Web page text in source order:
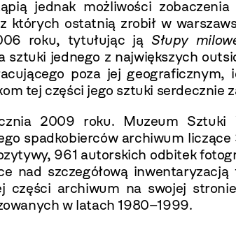
jednak możliwości zobaczenia
których ostatnią zrobił w
roku, tytułując ją Słupy
sztuki jednego z największych
poza jej geograficznym,
tej części jego sztuki serdecznie
2009 roku. Muzeum Sztuki
spadkobierców archiwum
961 autorskich odbitek
nad szczegółową inwentaryzacją
części archiwum na swojej
w latach 1980–1999.